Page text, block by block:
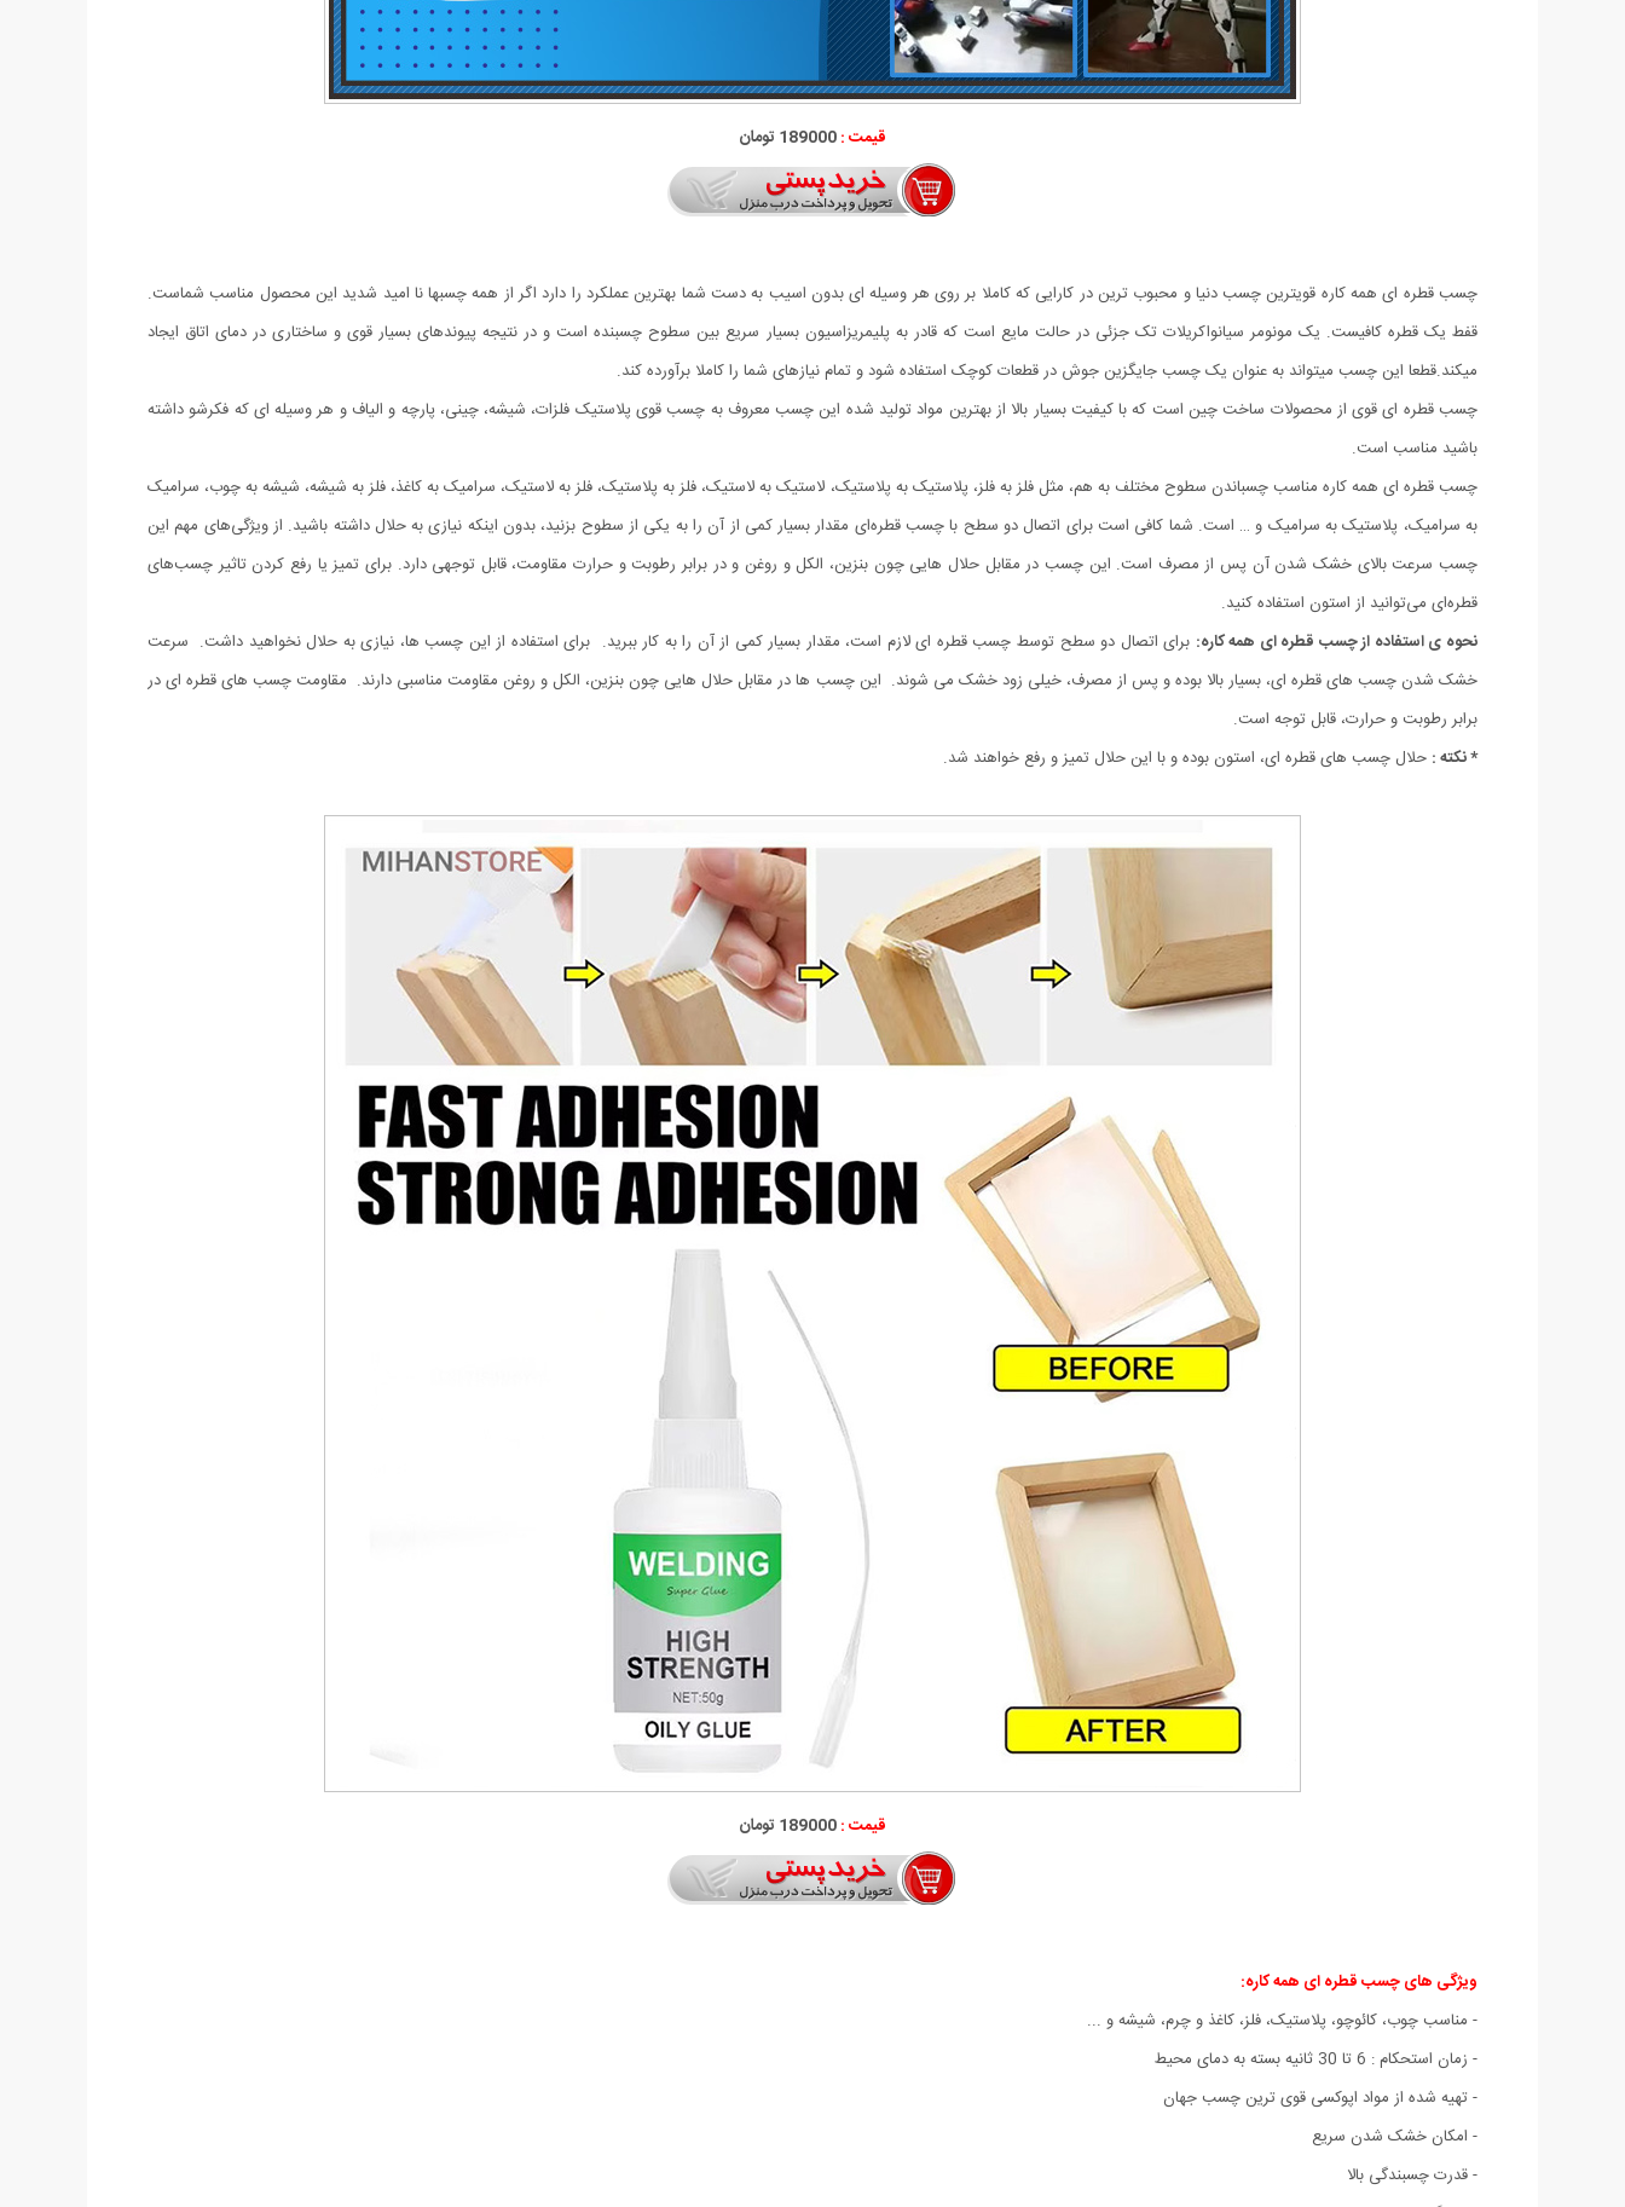
قیمت :189000 تومان
چسب قطره ای همه کاره قویترین چسب دنیا و محبوب ترین در کارایی که کاملا بر روی هر وسیله ای بدون اسیب به دست شما بهترین عملکرد را دارد اگر از همه چسبها نا امید شدید این محصول مناسب شماست.
قفط یک قطره کافیست. یک مونومر سیانواکریلات تک جزئی در حالت مایع است که قادر به پلیمریزاسیون بسیار سریع بین سطوح چسبنده است و در نتیجه پیوندهای بسیار قوی و ساختاری در دمای اتاق ایجاد
میکند.قطعا این چسب میتواند به عنوان یک چسب جایگزین جوش در قطعات کوچک استفاده شود و تمام نیازهای شما را کاملا برآورده کند.
چسب قطره ای قوی از محصولات ساخت چین است که با کیفیت بسیار بالا از بهترین مواد تولید شده این چسب معروف به چسب قوی پلاستیک فلزات، شیشه، چینی، پارچه و الیاف و هر وسیله ای که فکرشو داشته
باشید مناسب است.
چسب قطره ای همه کاره مناسب چسباندن سطوح مختلف به هم، مثل فلز به فلز، پلاستیک به پلاستیک، لاستیک به لاستیک، فلز به پلاستیک، فلز به لاستیک، سرامیک به کاغذ، فلز به شیشه، شیشه به چوب، سرامیک
به سرامیک، پلاستیک به سرامیک و … است. شما کافی است برای اتصال دو سطح با چسب قطره‌ای مقدار بسیار کمی از آن را به یکی از سطوح بزنید، بدون اینکه نیازی به حلال داشته باشید. از ویژگی‌های مهم این
چسب سرعت بالای خشک شدن آن پس از مصرف است. این چسب در مقابل حلال هایی چون بنزین، الکل و روغن و در برابر رطوبت و حرارت مقاومت، قابل توجهی دارد. برای تمیز یا رفع کردن تاثیر چسب‌های
قطره‌ای می‌توانید از استون استفاده کنید.
نحوه ی استفاده از چسب قطره ای همه کاره: برای اتصال دو سطح توسط چسب قطره ای لازم است، مقدار بسیار کمی از آن را به کار ببرید. برای استفاده از این چسب ها، نیازی به حلال نخواهید داشت. سرعت
خشک شدن چسب های قطره ای، بسیار بالا بوده و پس از مصرف، خیلی زود خشک می شوند. این چسب ها در مقابل حلال هایی چون بنزین، الکل و روغن مقاومت مناسبی دارند. مقاومت چسب های قطره ای در
برابر رطوبت و حرارت، قابل توجه است.
* نکته : حلال چسب های قطره ای، استون بوده و با این حلال تمیز و رفع خواهند شد.
قیمت :189000 تومان
ویژگی های چسب قطره ای همه کاره:
- مناسب چوب، کائوچو، پلاستیک، فلز، کاغذ و چرم، شیشه و ...
- زمان استحکام : 6 تا 30 ثانیه بسته به دمای محیط
- تهیه شده از مواد اپوکسی قوی ترین چسب جهان
- امکان خشک شدن سریع
- قدرت چسبندگی بالا